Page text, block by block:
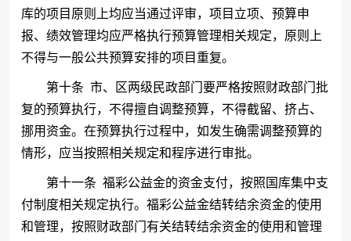
库的项目原则上均应当通过评审，项目立项、预算申
报、绩效管理均应严格执行预算管理相关规定，原则上
不得与一般公共预算安排的项目重复。
第十条 市、区两级民政部门要严格按照财政部门批
复的预算执行，不得擅自调整预算，不得截留、挤占、
挪用资金。在预算执行过程中，如发生确需调整预算的
情形，应当按照相关规定和程序进行审批。
第十一条 福彩公益金的资金支付，按照国库集中支
付制度相关规定执行。福彩公益金结转结余资金的使用
和管理，按照财政部门有关结转结余资金的使用和管理